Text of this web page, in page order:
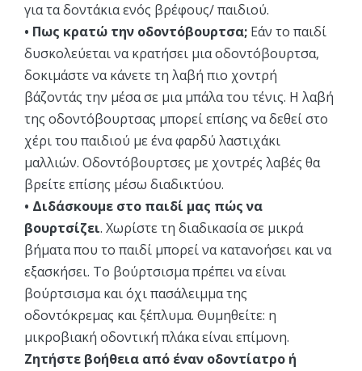
για τα δοντάκια ενός βρέφους/ παιδιού.
• Πως κρατώ την οδοντόβουρτσα; Εάν το παιδί
δυσκολεύεται να κρατήσει μια οδοντόβουρτσα,
δοκιμάστε να κάνετε τη λαβή πιο χοντρή
βάζοντάς την μέσα σε μια μπάλα του τένις. Η λαβή
της οδοντόβουρτσας μπορεί επίσης να δεθεί στο
χέρι του παιδιού με ένα φαρδύ λαστιχάκι
μαλλιών. Οδοντόβουρτσες με χοντρές λαβές θα
βρείτε επίσης μέσω διαδικτύου.
• Διδάσκουμε στο παιδί μας πώς να
βουρτσίζει. Χωρίστε τη διαδικασία σε μικρά
βήματα που το παιδί μπορεί να κατανοήσει και να
εξασκήσει. Το βούρτσισμα πρέπει να είναι
βούρτσισμα και όχι πασάλειμμα της
οδοντόκρεμας και ξέπλυμα. Θυμηθείτε: η
μικροβιακή οδοντική πλάκα είναι επίμονη.
Ζητήστε βοήθεια από έναν οδοντίατρο ή